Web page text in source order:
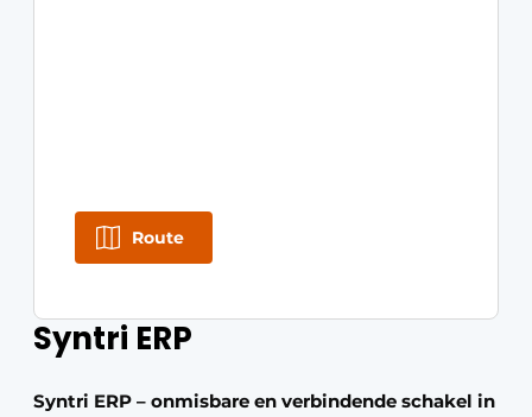
Syntri ERP
Syntri ERP – onmisbare en verbindende schakel in
Route